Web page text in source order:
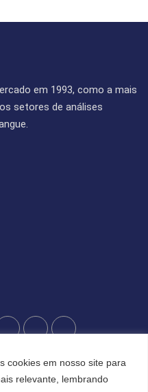
cookies em nosso site para
relevante, lembrando
em 1993, como a mais
setores de análises